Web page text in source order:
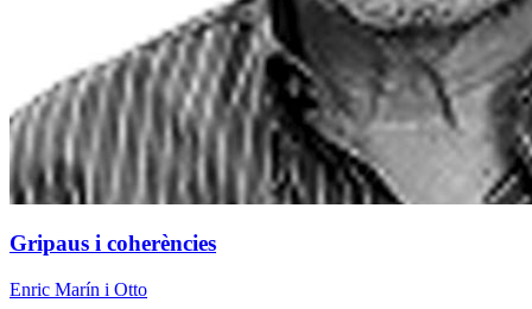
Gripaus i coherències
Enric Marín i Otto